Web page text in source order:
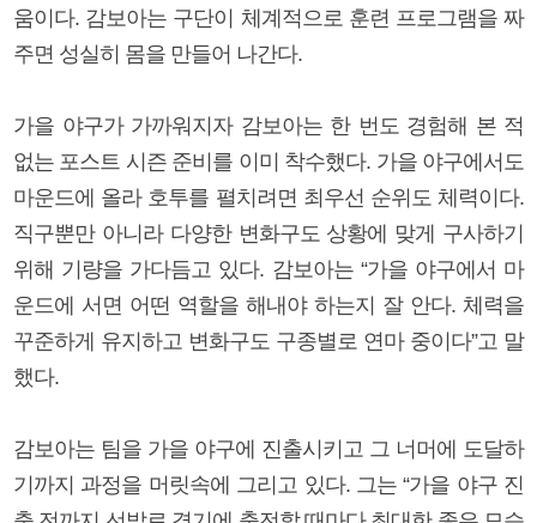
움이다. 감보아는 구단이 체계적으로 훈련 프로그램을 짜
주면 성실히 몸을 만들어 나간다.
가을 야구가 가까워지자 감보아는 한 번도 경험해 본 적
없는 포스트 시즌 준비를 이미 착수했다. 가을 야구에서도
마운드에 올라 호투를 펼치려면 최우선 순위도 체력이다.
직구뿐만 아니라 다양한 변화구도 상황에 맞게 구사하기
위해 기량을 가다듬고 있다. 감보아는 “가을 야구에서 마
운드에 서면 어떤 역할을 해내야 하는지 잘 안다. 체력을
꾸준하게 유지하고 변화구도 구종별로 연마 중이다”고 말
했다.
감보아는 팀을 가을 야구에 진출시키고 그 너머에 도달하
기까지 과정을 머릿속에 그리고 있다. 그는 “가을 야구 진